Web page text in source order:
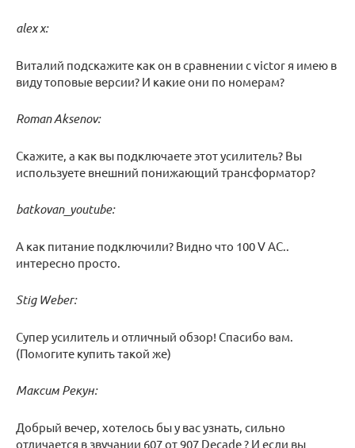
alex x:
Виталий подскажите как он в сравнении с victor я имею в
виду топовые версии? И какие они по номерам?
Roman Aksenov:
Скажите, а как вы подключаете этот усилитель? Вы
используете внешний понижающий трансформатор?
batkovan_youtube:
A как питание подключили? Видно что 100 V АС..
интересно просто.
Stig Weber:
Супер усилитель и отличный обзор! Спасибо вам.
(Помогите купить такой же)
Максим Рекун:
Добрый вечер, хотелось бы у вас узнать, сильно
отличается в звучании 607 от 907 Decade ? И если вы